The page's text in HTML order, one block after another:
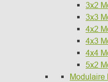
3x2
3x3
4x2
4x3
4x4
5x2
Modulaire